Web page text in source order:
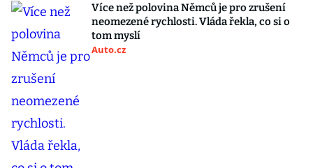
Více než polovina Němců je pro zrušení
neomezené rychlosti. Vláda řekla, co si o
tom myslí
Auto.cz